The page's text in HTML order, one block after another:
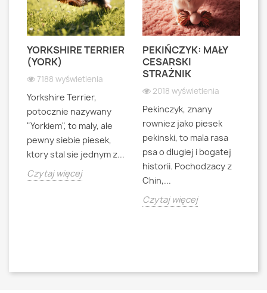
YORKSHIRE TERRIER
(YORK)
7188 wyświetlenia
Yorkshire Terrier,
potocznie nazywany
"Yorkiem", to maly, ale
pewny siebie piesek,
ktory stal sie jednym z...
Czytaj więcej
PEKIŃCZYK: MAŁY
CESARSKI
STRAŻNIK
2018 wyświetlenia
Pekinczyk, znany
rowniez jako piesek
pekinski, to mala rasa
psa o dlugiej i bogatej
historii. Pochodzacy z
Chin,...
Czytaj więcej